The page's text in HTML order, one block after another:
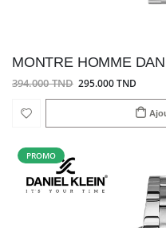
MONTRE HOMME
394.000 TND 295.000 TND
PROMO